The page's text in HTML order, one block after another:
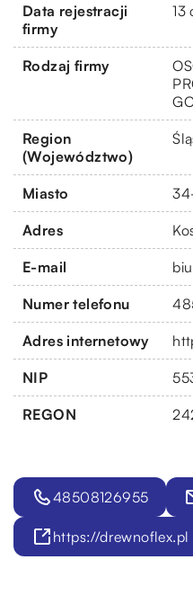
Data rejestracji
firmy
13
Rodzaj firmy
Region
(Województwo)
Miasto
Adres
E-mail
Numer telefonu
Adres internetowy
NIP
REGON
48508126955
https://drewnoflex.pl